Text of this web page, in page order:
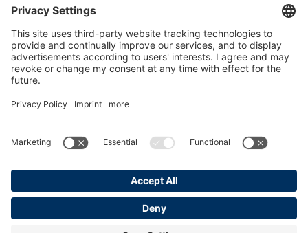
Über das Institut
Boris Grundl
Das Team
DatenschutzImpressumAGBs
Copyright © 2025 Grundl Institut